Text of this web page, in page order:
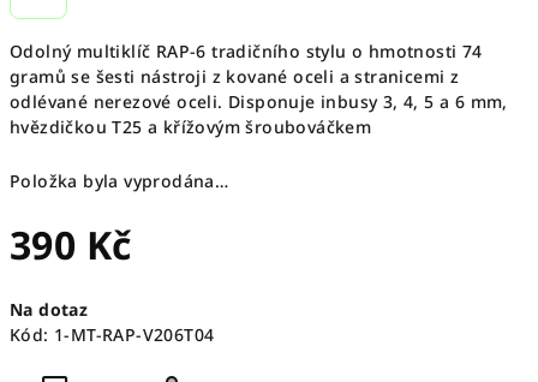
Odolný multiklíč RAP-6 tradičního stylu o hmotnosti 74
gramů se šesti nástroji z kované oceli a stranicemi z
odlévané nerezové oceli. Disponuje inbusy 3, 4, 5 a 6 mm,
hvězdičkou T25 a křížovým šroubováčkem
Položka byla vyprodána…
390 Kč
cena:
Na dotaz
Kód: 1-MT-RAP-V206T04